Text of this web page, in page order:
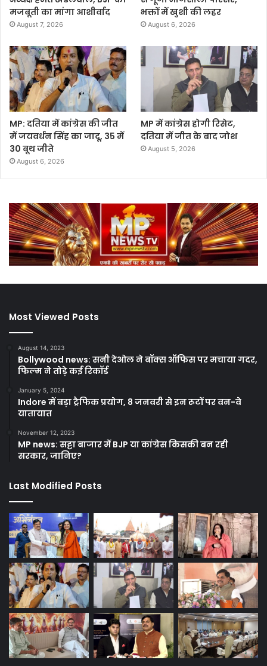
मजबूती का मांगा आशीर्वाद
August 7, 2026
भक्तों में खुशी की लहर
August 6, 2026
MP: दतिया में कांग्रेस की जीत
में जयवर्धन सिंह का जादू, 35 में
30 बूथ जीते
August 6, 2026
MP में कांग्रेस होगी रिसेट,
दतिया में जीत के बाद जोश
August 5, 2026
Most Viewed Posts
August 14, 2023
Bollywood news: सनी देओल ने बॉक्स ऑफिस पर मचाया गदर,
फिल्म ने तोड़े कई रिकॉर्ड
January 5, 2024
Indore में बड़ा ट्रैफिक प्रयोग, 8 जनवरी से इन रूटों पर वन-वे
यातायात
November 12, 2023
MP news: सट्टा बाजार में BJP या कांग्रेस किसकी बन रही
सरकार, जानिए?
Last Modified Posts